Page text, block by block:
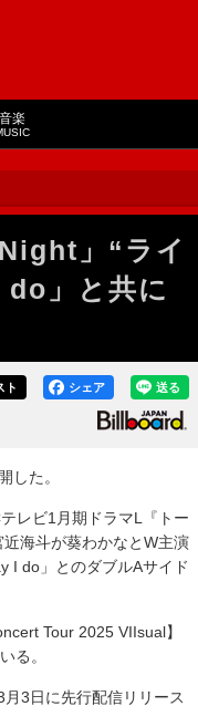
音楽
」“ライ
」と共に
送る
シェア
ト
した。
レビ1月期ドラマL『トー
海斗が葵わかなとW主演
I do」とのダブルAサイド
Tour 2025 VIIsual】
る。
3日に先行配信リリース